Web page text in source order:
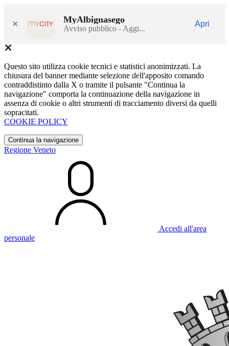
× MyAlbignasego
Avviso pubblico - Aggi...
Apri
Questo sito utilizza cookie tecnici e statistici anonimizzati. La
chiusura del banner mediante selezione dell'apposito comando
contraddistinto dalla X o tramite il pulsante "Continua la
navigazione" comporta la continuazione della navigazione in
assenza di cookie o altri strumenti di tracciamento diversi da quelli
sopracitati.
COOKIE POLICY
Continua la navigazione
Regione Veneto
Accedi all'area
personale